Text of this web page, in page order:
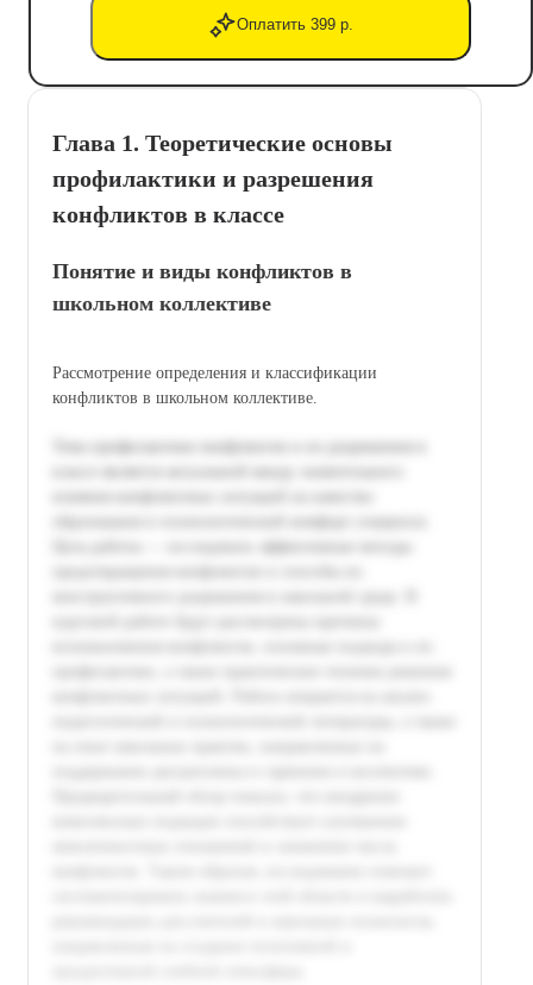
Оплатить 399 р.
Глава 1. Теоретические основы
профилактики и разрешения
конфликтов в классе
Понятие и виды конфликтов в
школьном коллективе
Рассмотрение определения и классификации
конфликтов в школьном коллективе.